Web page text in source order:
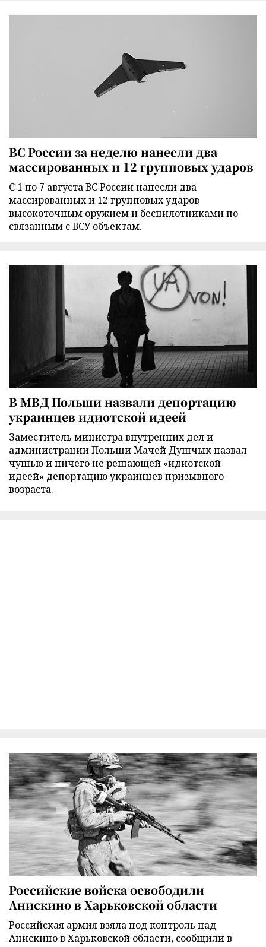
ВС России за неделю нанесли два
массированных и 12 групповых ударов
С 1 по 7 августа ВС России нанесли два
массированных и 12 групповых ударов
высокоточным оружием и беспилотниками по
связанным с ВСУ объектам.
В МВД Польши назвали депортацию
украинцев идиотской идеей
Заместитель министра внутренних дел и
администрации Польши Мачей Душчык назвал
чушью и ничего не решающей «идиотской
идеей» депортацию украинцев призывного
возраста.
Российские войска освободили
Анискино в Харьковской области
Российская армия взяла под контроль над
Анискино в Харьковской области, сообщили в